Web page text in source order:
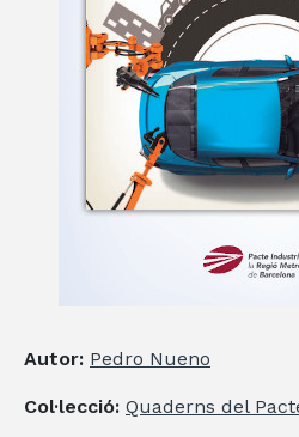
Autor: Pedro Nueno
Col·lecció: Quaderns del